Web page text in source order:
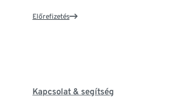
Előrefizetés
Kapcsolat & segítség